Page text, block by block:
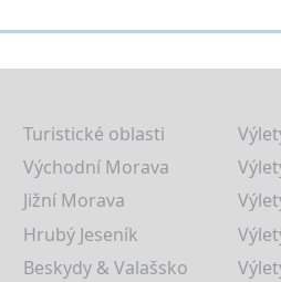
Turistické oblasti
Východní Morava
Jižní Morava
Hrubý Jeseník
Beskydy & Valašsko